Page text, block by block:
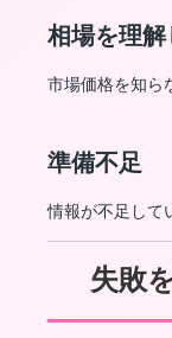
相場を理
市場価格を知ら
準備不足
情報が不足して
失敗